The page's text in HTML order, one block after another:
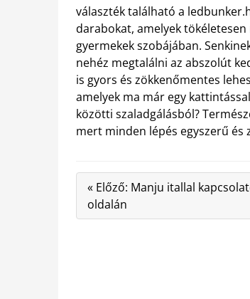
választék található a
darabokat, amelyek
gyermekek szobájában.
nehéz megtalálni az abszolút
is gyors és zökkenőmentes
amelyek ma már egy
közötti szaladgálásból?
mert minden lépés egyszerű és
« Előző: Manju itallal
oldalán